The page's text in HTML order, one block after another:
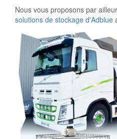
Nous vous proposons par
solutions de stockage d'Adblue